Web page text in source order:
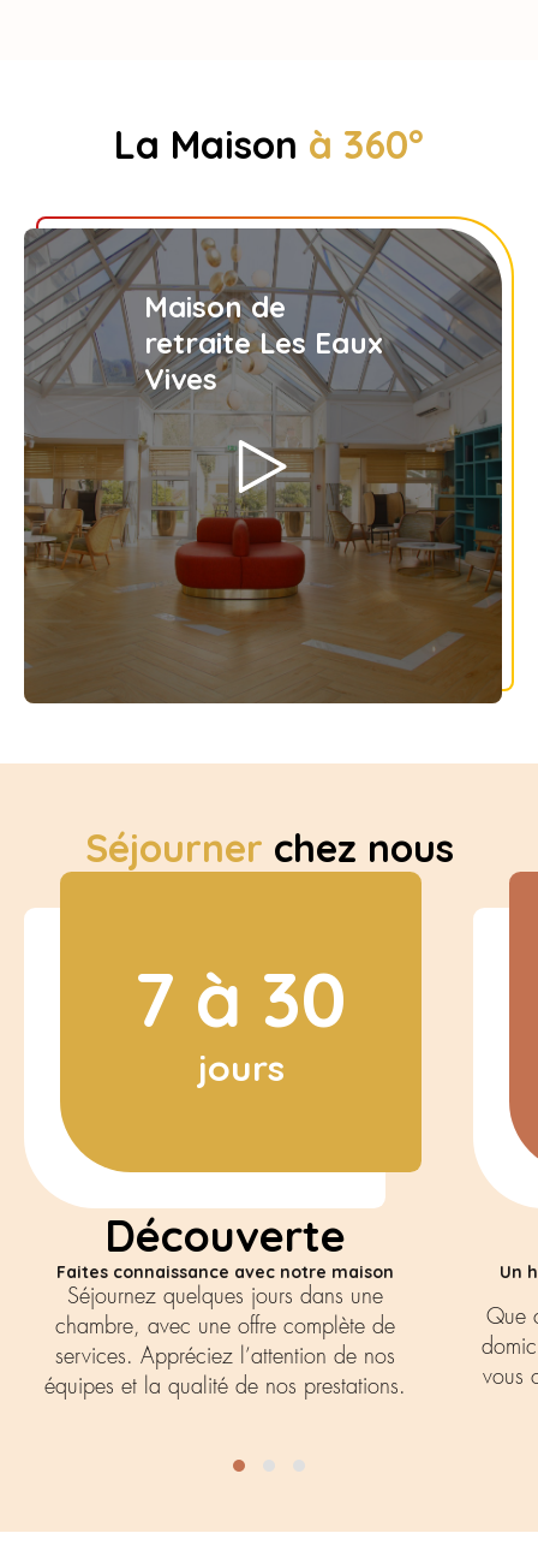
La Maison à 360°
Maison de
retraite Les Eaux
Vives
Séjourner chez nous
7 à 30
jours
Découverte
Faites connaissance avec notre maison
Séjournez quelques jours dans une
chambre, avec une offre complète de
services. Appréciez l’attention de nos
équipes et la qualité de nos prestations.
Un
Que
vous